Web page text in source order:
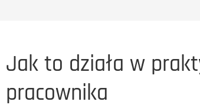
Jak to działa w
pracownika